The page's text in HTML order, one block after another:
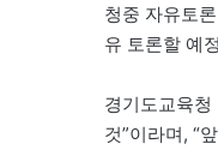
청중 자유토
유 토론할 예
경기도교육
것”이라며, “